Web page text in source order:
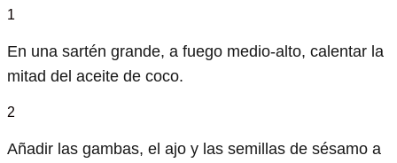
1
En una sartén grande, a fuego medio-alto, calentar la
mitad del aceite de coco.
2
Añadir las gambas, el ajo y las semillas de sésamo a